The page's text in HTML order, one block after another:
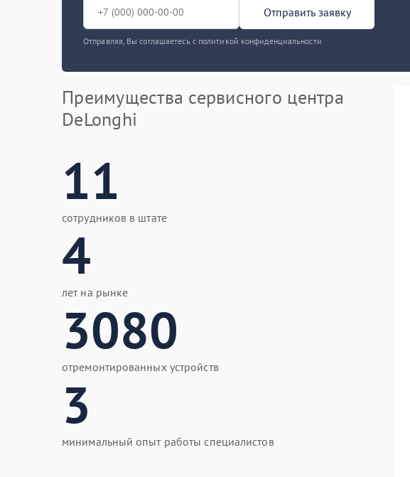
Отправить заявку
Отправляя, Вы соглашаетесь с политикой конфиденциальности
Преимущества сервисного центра
DeLonghi
11
сотрудников в штате
4
лет на рынке
3080
отремонтированных устройств
3
минимальный опыт работы специалистов